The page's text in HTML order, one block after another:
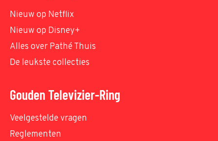
Nieuw op Netflix
Nieuw op Disney+
Alles over Pathé Thuis
De leukste collecties
Gouden Televizier-Ring
Veelgestelde vragen
Reglementen